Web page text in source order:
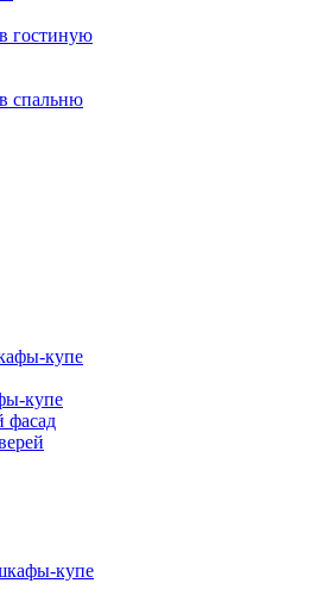
гостиную
спальню
купе
купе
фасад
купе